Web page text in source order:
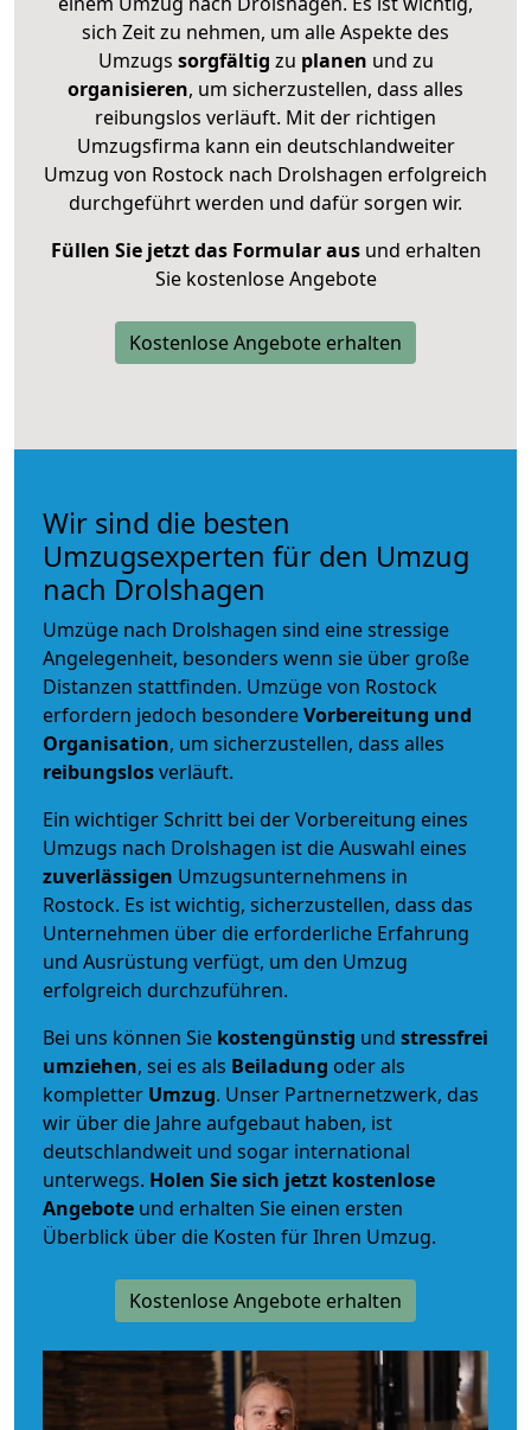
sich Zeit zu nehmen, um alle Aspekte des
Umzugs sorgfältig zu planen und zu
organisieren, um sicherzustellen, dass alles
reibungslos verläuft. Mit der richtigen
Umzugsfirma kann ein deutschlandweiter
Umzug von Rostock nach Drolshagen erfolgreich
durchgeführt werden und dafür sorgen wir.
Füllen Sie jetzt das Formular ausund erhalten
Sie kostenlose Angebote
Kostenlose Angebote erhalten
Wir sind die besten
Umzugsexperten für den Umzug
nach Drolshagen
Umzüge nach Drolshagen sind eine stressige
Angelegenheit, besonders wenn sie über große
Distanzen stattfinden. Umzüge von Rostock
erfordern jedoch besondereVorbereitung und
Organisation, um sicherzustellen, dass alles
reibungslosverläuft.
Ein wichtiger Schritt bei der Vorbereitung eines
Umzugs nach Drolshagen ist die Auswahl eines
zuverlässigen Umzugsunternehmens in
Rostock. Es ist wichtig, sicherzustellen, dass das
Unternehmen über die erforderliche Erfahrung
und Ausrüstung verfügt, um den Umzug
erfolgreich durchzuführen.
Bei uns können Sie kostengünstig und stressfrei
umziehen, sei es als Beiladung oder als
kompletter Umzug. Unser Partnernetzwerk, das
wir über die Jahre aufgebaut haben, ist
deutschlandweit und sogar international
unterwegs. Holen Sie sich jetzt kostenlose
Angebote und erhalten Sie einen ersten
Überblick über die Kosten für Ihren Umzug.
Kostenlose Angebote erhalten